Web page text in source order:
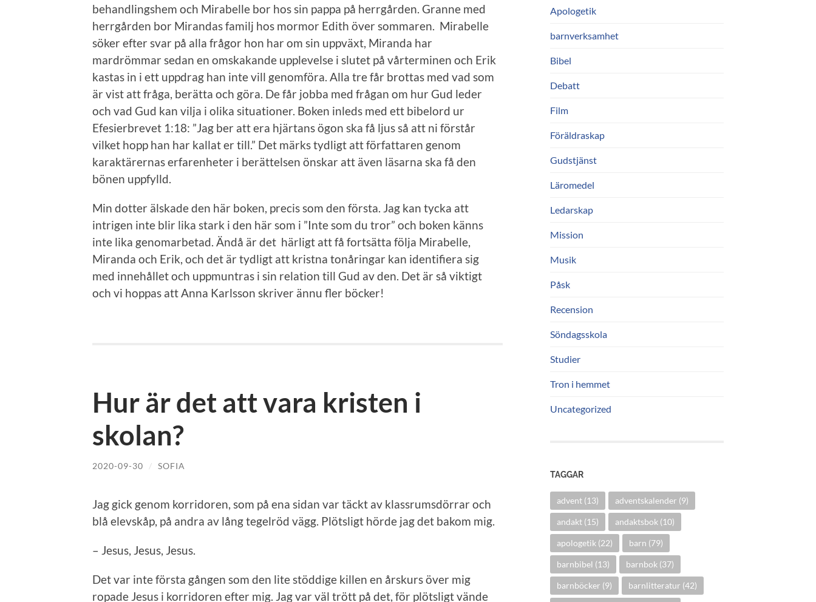
behandlingshem och Mirabelle bor hos sin pappa på herrgården. Granne med
herrgården bor Mirandas familj hos mormor Edith över sommaren. Mirabelle
söker efter svar på alla frågor hon har om sin uppväxt, Miranda har
mardrömmar sedan en omskakande upplevelse i slutet på vårterminen och Erik
kastas in i ett uppdrag han inte vill genomföra. Alla tre får brottas med vad som
är vist att fråga, berätta och göra. De får jobba med frågan om hur Gud leder
och vad Gud kan vilja i olika situationer. Boken inleds med ett bibelord ur
Efesierbrevet 1:18: ”Jag ber att era hjärtans ögon ska få ljus så att ni förstår
vilket hopp han har kallat er till.” Det märks tydligt att författaren genom
karaktärernas erfarenheter i berättelsen önskar att även läsarna ska få den
bönen uppfylld.
Min dotter älskade den här boken, precis som den första. Jag kan tycka att
intrigen inte blir lika stark i den här som i ”Inte som du tror” och boken känns
inte lika genomarbetad. Ändå är det härligt att få fortsätta följa Mirabelle,
Miranda och Erik, och det är tydligt att kristna tonåringar kan identifiera sig
med innehållet och uppmuntras i sin relation till Gud av den. Det är så viktigt
och vi hoppas att Anna Karlsson skriver ännu fler böcker!
Hur är det att vara kristen i
skolan?
2020-09-30 / SOFIA
Jag gick genom korridoren, som på ena sidan var täckt av klassrumsdörrar och
blå elevskåp, på andra av lång tegelröd vägg. Plötsligt hörde jag det bakom mig.
– Jesus, Jesus, Jesus.
Det var inte första gången som den lite stöddige killen en årskurs över mig
ropade Jesus i korridoren efter mig. Jag var väl trött på det, för plötsligt vände
Apologetik
barnverksamhet
Bibel
Debatt
Film
Föräldraskap
Gudstjänst
Läromedel
Ledarskap
Mission
Musik
Påsk
Recension
Söndagsskola
Studier
Tron i hemmet
Uncategorized
TAGGAR
advent (13) adventskalender (9)
andakt (15) andaktsbok (10)
apologetik (22) barn (79)
barnbibel (13) barnbok (37)
barnböcker (9) barnlitteratur (42)